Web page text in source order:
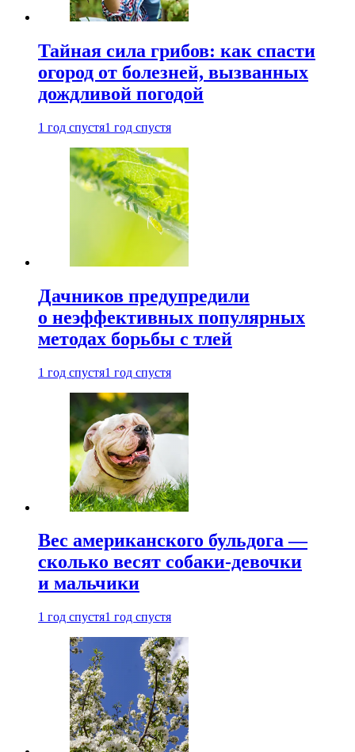
Тайная сила грибов: как спасти
огород от болезней, вызванных
дождливой погодой
1 год спустя1 год спустя
Дачников предупредили
о неэффективных популярных
методах борьбы с тлей
1 год спустя1 год спустя
Вес американского бульдога —
сколько весят собаки-девочки
и мальчики
1 год спустя1 год спустя